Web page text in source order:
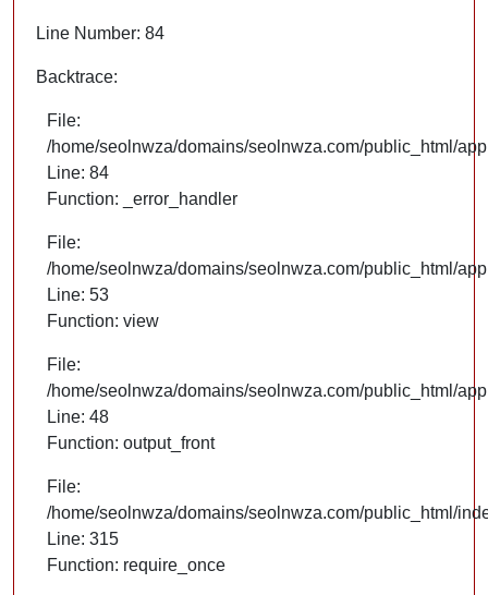
Line Number: 84
Backtrace:
File:
/home/seolnwza/domains/seolnwza.com/public_html/
Line: 84
Function: _error_handler
File:
/home/seolnwza/domains/seolnwza.com/public_html/
Line: 53
Function: view
File:
/home/seolnwza/domains/seolnwza.com/public_html/
Line: 48
Function: output_front
File:
/home/seolnwza/domains/seolnwza.com/public_html/
Line: 315
Function: require_once